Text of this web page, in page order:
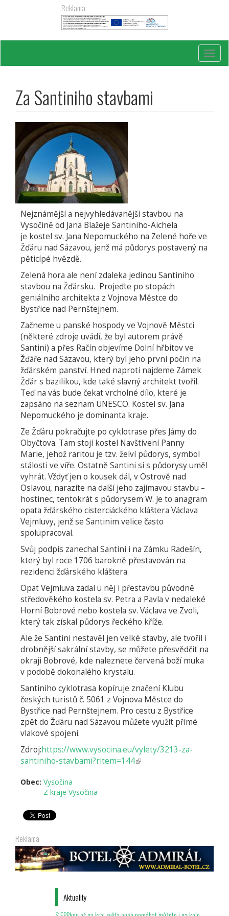
Reklama
Za Santiniho stavbami
Nejznámější a nejvyhledávanější stavbou na
Vysočině od Jana Blažeje Santiniho-Aichela
je kostel sv. Jana Nepomuckého na Zelené hoře ve
Žďáru nad Sázavou, jenž má půdorys postavený na
pěticípé hvězdě.
Zelená hora ale není zdaleka jedinou Santiniho
stavbou na Žďársku. Projeďte po stopách
geniálního architekta z Vojnova Městce do
Bystřice nad Pernštejnem.
Začneme u panské hospody ve Vojnově Městci
(některé zdroje uvádí, že byl autorem právě
Santini) a přes Račín objevíme Dolní hřbitov ve
Žďáře nad Sázavou, který byl jeho první počin na
žďárském panství. Hned naproti najdeme Zámek
Žďár s bazilikou, kde také slavný architekt tvořil.
Teď na vás bude čekat vrcholné dílo, které je
zapsáno na seznam UNESCO. Kostel sv. Jana
Nepomuckého je dominanta kraje.
Ze Žďáru pokračujte po cyklotrase přes Jámy do
Obyčtova. Tam stojí kostel Navštívení Panny
Marie, jehož raritou je tzv. želví půdorys, symbol
stálosti ve víře. Ostatně Santini si s půdorysy uměl
vyhrát. Vždyť jen o kousek dál, v Ostrově nad
Oslavou, narazíte na další jeho zajímavou stavbu –
hostinec, tentokrát s půdorysem W. Je to anagram
opata žďárského cisterciáckého kláštera Václava
Vejmluvy, jenž se Santinim velice často
spolupracoval.
Svůj podpis zanechal Santini i na Zámku Radešín,
který byl roce 1706 barokně přestavován na
rezidenci žďárského kláštera.
Opat Vejmluva zadal u něj i přestavbu původně
středověkého kostela sv. Petra a Pavla v nedaleké
Horní Bobrové nebo kostela sv. Václava ve Zvoli,
který tak získal půdorys řeckého kříže.
Ale že Santini nestavěl jen velké stavby, ale tvořil i
drobnější sakrální stavby, se můžete přesvědčit na
okraji Bobrové, kde naleznete červená boží muka
v podobě dokonalého krystalu.
Santiniho cyklotrasa kopíruje značení Klubu
českých turistů č. 5061 z Vojnova Městce do
Bystřice nad Pernštejnem. Pro cestu z Bystřice
zpět do Žďáru nad Sázavou můžete využít přímé
vlakové spojení.
Zdroj:https://www.vysocina.eu/vylety/3213-za-
santiniho-stavbami?ritem=144(odkaz
Obec: Vysočina
Z kraje Vysočina
Reklama
Aktuality